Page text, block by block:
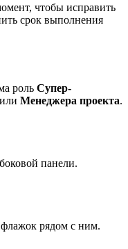
чтобы исправить
срок выполнения
роль Супер-
или Менеджера проекта.
панели.
рядом с ним.